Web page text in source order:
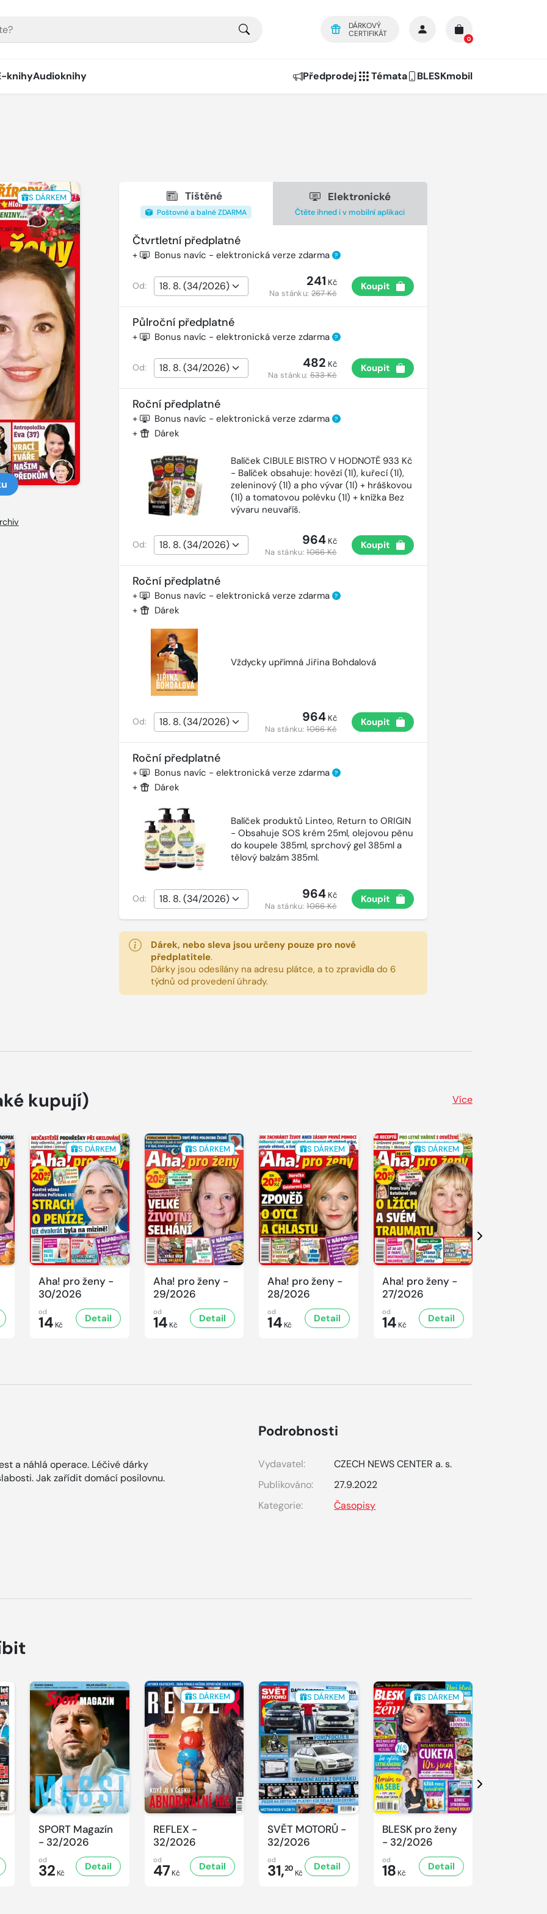
DÁRKOVÝ
CERTIFIKÁT
0
knihyAudioknihy Předprodej Témata BLESKmobil
S DÁRKEM Tištěné
Poštovné a balné ZDARMA
Elektronické
Čtěte ihned i v mobilní aplikaci
Čtvrtletní předplatné
+ Bonus navíc - elektronická verze zdarma ?
Od: 241 Kč
Na stánku:267 Kč
Koupit
Půlroční předplatné
+ Bonus navíc - elektronická verze zdarma ?
Od: 482 Kč
Na stánku:533 Kč
Koupit
Roční předplatné
+ Bonus navíc - elektronická verze zdarma ?
+ Dárek
Balíček CIBULE BISTRO V HODNOTĚ 933 Kč
- Balíček obsahuje: hovězí (1l), kuřecí (1l),
zeleninový (1l) a pho vývar (1l) + hráškovou
(1l) a tomatovou polévku (1l) + knížka Bez
vývaru neuvaříš.
Od: 964Kč
Na stánku:1066 Kč
Koupit
Roční předplatné
+ Bonus navíc - elektronická verze zdarma ?
+ Dárek
Vždycky upřímná Jiřina Bohdalová
Od: 964Kč
Na stánku:1066 Kč
Koupit
Roční předplatné
+ Bonus navíc - elektronická verze zdarma ?
+ Dárek
Balíček produktů Linteo, Return to ORIGIN
- Obsahuje SOS krém 25ml, olejovou pěnu
do koupele 385ml, sprchový gel 385ml a
tělový balzám 385ml.
Od: 964Kč
Na stánku:1066 Kč
Koupit
Dárek, nebo sleva jsou určeny pouze pro nové
předplatitele.
Dárky jsou odesílány na adresu plátce, a to zpravidla do 6
týdnů od provedení úhrady.
kupují) Více
S DÁRKEM
Aha! pro ženy -
30/2026
od
14 Kč
Detail
S DÁRKEM
Aha! pro ženy -
29/2026
od
14 Kč
Detail
S DÁRKEM
Aha! pro ženy -
28/2026
od
14 Kč
Detail
S DÁRKEM
Aha! pro ženy -
27/2026
od
14 Kč
Detail
Další
a náhlá operace. Léčivé dárky
Jak zařídit domácí posilovnu.
Podrobnosti
Vydavatel:
CZECH NEWS CENTER a. s.
Publikováno:
27.9.2022
Kategorie:
Časopisy
SPORT Magazín
- 32/2026
od
32 Kč
Detail
S DÁRKEM
REFLEX -
32/2026
od
47 Kč
Detail
S DÁRKEM
SVĚT MOTORŮ -
32/2026
od
31,20 Kč
Detail
S DÁRKEM
BLESK pro ženy
- 32/2026
od
18 Kč
Detail
Další